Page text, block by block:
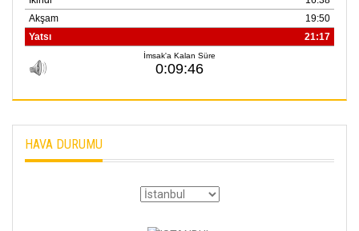
HAVA DURUMU